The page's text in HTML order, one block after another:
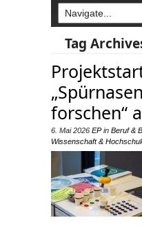
Tag
forschen“
6. Mai 2026 EPin Beruf &
Wissenschaft &